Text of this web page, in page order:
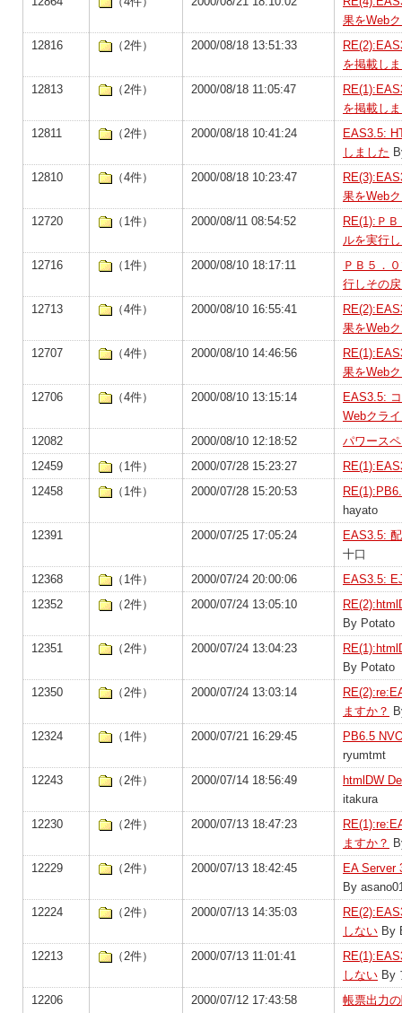
果をWeb
12816
（2件） 2000/08/18 13:51:33
を掲載し
12813
（2件） 2000/08/18 11:05:47
を掲載し
12811
（2件） 2000/08/18 10:41:24
EAS3.5:
しました
12810
（4件） 2000/08/18 10:23:47
果をWeb
12720
（1件） 2000/08/11 08:54:52
RE(1):Ｐ
ルを実行
12716
（1件） 2000/08/10 18:17:11
ＰＢ５．
行しその
12713
（4件） 2000/08/10 16:55:41
果をWeb
12707
（4件） 2000/08/10 14:46:56
果をWeb
12706
（4件） 2000/08/10 13:15:14
EAS3.5:
Webクラ
12082
2000/08/10 12:18:52
パワース
12459
（1件） 2000/07/28 15:23:27
12458
（1件） 2000/07/28 15:20:53
hayato
12391
2000/07/25 17:05:24
EAS3.5:
十口
12368
（1件） 2000/07/24 20:00:06
EAS3.5:
12352
（2件） 2000/07/24 13:05:10
By Potato
12351
（2件） 2000/07/24 13:04:23
By Potato
12350
（2件） 2000/07/24 13:03:14
ますか？
12324
（1件） 2000/07/21 16:29:45
PB6.5
ryumtmt
12243
（2件） 2000/07/14 18:56:49
htmlDW
itakura
12230
（2件） 2000/07/13 18:47:23
ますか？
12229
（2件） 2000/07/13 18:42:45
EA Server
By
12224
（2件） 2000/07/13 14:35:03
しない By
12213
（2件） 2000/07/13 11:01:41
しない By
12206
2000/07/12 17:43:58
帳票出力